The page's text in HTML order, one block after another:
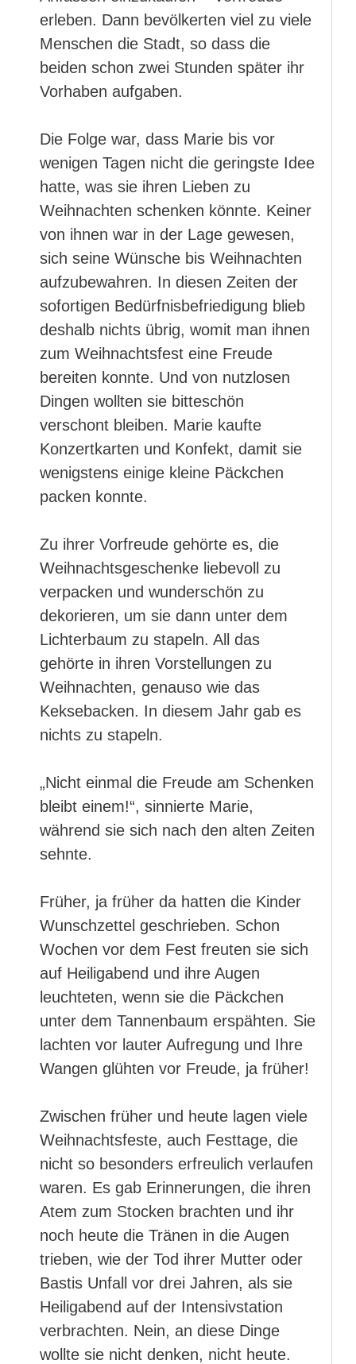
erleben. Dann bevölkerten viel zu viele
Menschen die Stadt, so dass die
beiden schon zwei Stunden später ihr
Vorhaben aufgaben.
Die Folge war, dass Marie bis vor
wenigen Tagen nicht die geringste Idee
hatte, was sie ihren Lieben zu
Weihnachten schenken könnte. Keiner
von ihnen war in der Lage gewesen,
sich seine Wünsche bis Weihnachten
aufzubewahren. In diesen Zeiten der
sofortigen Bedürfnisbefriedigung blieb
deshalb nichts übrig, womit man ihnen
zum Weihnachtsfest eine Freude
bereiten konnte. Und von nutzlosen
Dingen wollten sie bitteschön
verschont bleiben. Marie kaufte
Konzertkarten und Konfekt, damit sie
wenigstens einige kleine Päckchen
packen konnte.
Zu ihrer Vorfreude gehörte es, die
Weihnachtsgeschenke liebevoll zu
verpacken und wunderschön zu
dekorieren, um sie dann unter dem
Lichterbaum zu stapeln. All das
gehörte in ihren Vorstellungen zu
Weihnachten, genauso wie das
Keksebacken. In diesem Jahr gab es
nichts zu stapeln.
„Nicht einmal die Freude am Schenken
bleibt einem!“, sinnierte Marie,
während sie sich nach den alten Zeiten
sehnte.
Früher, ja früher da hatten die Kinder
Wunschzettel geschrieben. Schon
Wochen vor dem Fest freuten sie sich
auf Heiligabend und ihre Augen
leuchteten, wenn sie die Päckchen
unter dem Tannenbaum erspähten. Sie
lachten vor lauter Aufregung und Ihre
Wangen glühten vor Freude, ja früher!
Zwischen früher und heute lagen viele
Weihnachtsfeste, auch Festtage, die
nicht so besonders erfreulich verlaufen
waren. Es gab Erinnerungen, die ihren
Atem zum Stocken brachten und ihr
noch heute die Tränen in die Augen
trieben, wie der Tod ihrer Mutter oder
Bastis Unfall vor drei Jahren, als sie
Heiligabend auf der Intensivstation
verbrachten. Nein, an diese Dinge
wollte sie nicht denken, nicht heute.